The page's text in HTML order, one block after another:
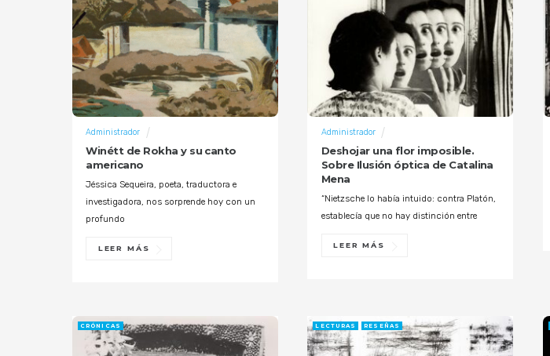
Winétt de Rokha y su canto
americano
Administrador
Jéssica Sequeira, poeta, traductora e
investigadora, nos sorprende hoy con un
profundo
LEER MÁS
Deshojar una flor imposible.
Sobre Ilusión óptica de Catalina
Mena
Administrador
“Nietzsche lo había intuido: contra Platón,
establecía que no hay distinción entre
LEER MÁS
CRÓNICAS LECTURAS RESEÑAS